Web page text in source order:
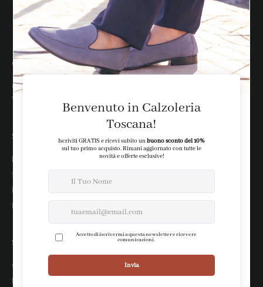
assistenza clienti
customer@calzoleriatoscana.it
WhatsApp: +39 388 2515818
SHOP
Newsletter
Spedizioni
Resi
Pagamenti
STORE
Chi siamo
Le nostre boutique